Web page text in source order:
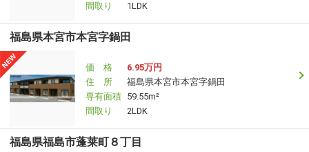
間取り
1LDK
福島県本宮市本宮字鍋田
価 格
6.95万円
住 所
福島県本宮市本宮字鍋田
専有面積 59.55m²
間取り
2LDK
福島県福島市蓬莱町８丁目